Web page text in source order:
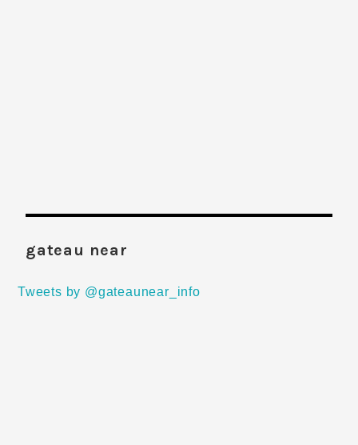
gateau near
Tweets by @gateaunear_info